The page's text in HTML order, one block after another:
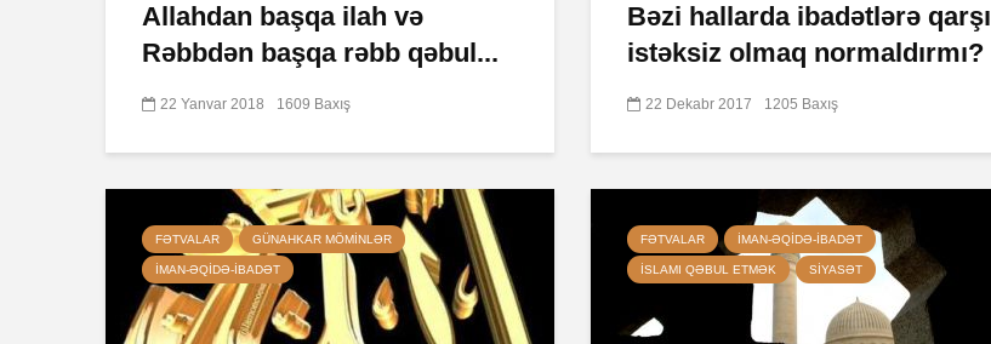
Allahdan başqa ilah və
Rəbbdən başqa rəbb qəbul...
22 Yanvar 2018 1609 Baxış
Bəzi hallarda ibadətlərə qarşı
istəksiz olmaq normaldırmı?
22 Dekabr 2017 1205 Baxış
FƏTVALAR GÜNAHKAR MÖMINLƏR
İMAN-ƏQIDƏ-IBADƏT
FƏTVALAR İMAN-ƏQIDƏ-IBADƏT
İSLAMI QƏBUL ETMƏK SIYASƏT